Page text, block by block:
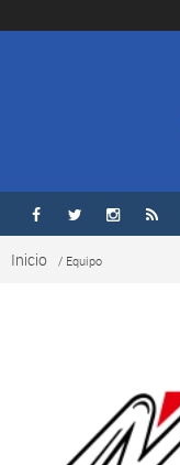
   
Inicio / Equipo